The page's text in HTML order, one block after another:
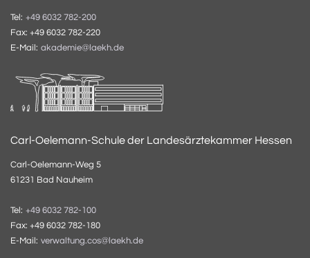
Tel: +49 6032 782-200
Fax: +49 6032 782-220
E-Mail: akademie@laekh.de
Carl-Oelemann-Schule der Landesärztekammer Hessen
Carl-Oelemann-Weg 5
61231 Bad Nauheim
Tel: +49 6032 782-100
Fax: +49 6032 782-180
E-Mail: verwaltung.cos@laekh.de